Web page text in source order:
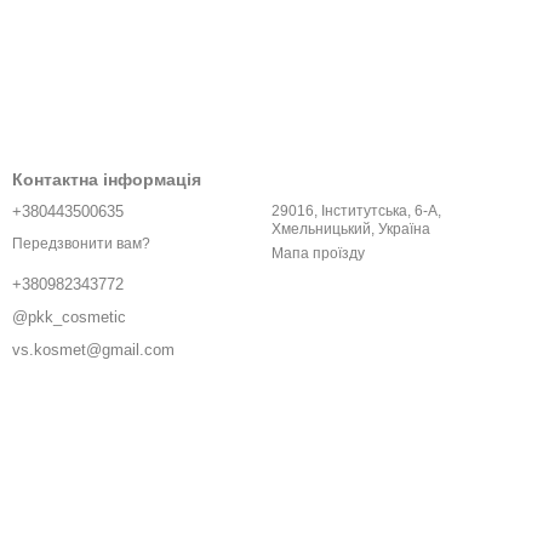
Контактна інформація
+380443500635
Передзвонити вам?
+380982343772
@pkk_cosmetic
vs.kosmet@gmail.com
29016, Інститутська, 6-A,
Хмельницький, Україна
Мапа проїзду